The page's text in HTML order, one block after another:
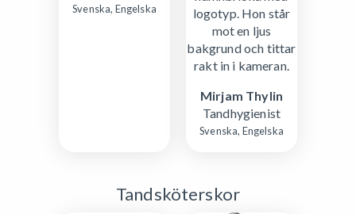
Svenska, Engelska
Mirjam Thylin
Tandhygienist
Svenska, Engelska
Tandsköterskor